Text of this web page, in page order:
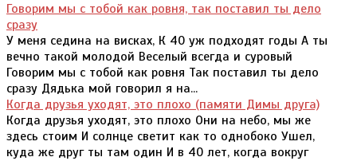
Говорим мы с тобой как ровня, так поставил ты дело
сразу
У меня седина на висках, К 40 уж подходят годы А ты
вечно такой молодой Веселый всегда и суровый
Говорим мы с тобой как ровня Так поставил ты дело
сразу Дядька мой говорил я на...
Когда друзья уходят, это плохо (памяти Димы друга)
Когда друзья уходят, это плохо Они на небо, мы же
здесь стоим И солнце светит как то однобоко Ушел,
куда же друг ты там один И в 40 лет, когда вокруг